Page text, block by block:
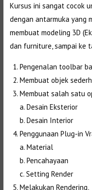
Kursus ini sangat cocok
dengan antarmuka yang
membuat modeling 3D
dan furniture, sampai ke
Pengenalan toolbar
Membuat objek
Membuat salah satu
a. Desain Eksterior
b. Desain Interior
Penggunaan Plug-in
a. Material
b. Pencahayaan
c. Setting Render
Melakukan Rendering,